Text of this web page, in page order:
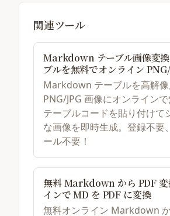
関連ツール
Markdown テーブル画像変
ブルを無料でオンライン
Markdown テーブルを高解
PNG/JPG 画像にオンラインで
テーブルコードを貼り付けて
な画像を即時生成。登録不要
ール不要！
無料 Markdown から PDF 変
インで MD を PDF に変換
無料オンライン Markdown